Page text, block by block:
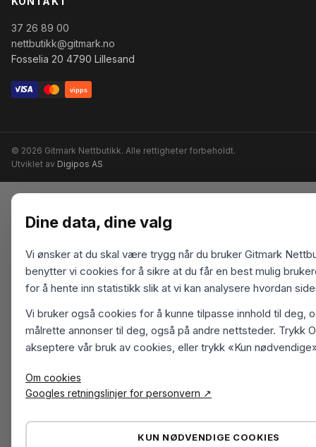
37 26 89 00
nettbutikk@gitmark.no
Fosselia 20 4790 Lillesand
vipps
© 2026 Gitmark Nettbutikk. Alle rettigheter forbeholdt.
Utviklet av Digipos AS
Dine data, dine valg
Vi ønsker at du skal være trygg når du bruker Gitmark
benytter vi cookies for å sikre at du får en best mulig
for å hente inn statistikk slik at vi kan analysere hvordan
Vi bruker også cookies for å kunne tilpasse innhold til deg,
målrette annonser til deg, også på andre nettsteder. Trykk
akseptere vår bruk av cookies, eller trykk «Kun
Om cookies
Googles retningslinjer for personvern ↗
KUN NØDVENDIGE COOKIES